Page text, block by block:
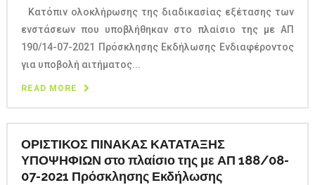
Κατόπιν ολοκλήρωσης της διαδικασίας εξέτασης των
ενστάσεων που υποβλήθηκαν στο πλαίσιο της με ΑΠ
190/14-07-2021 Πρόσκλησης Εκδήλωσης Ενδιαφέροντος
για υποβολή αιτήματος...
READ MORE
ΟΡΙΣΤΙΚΟΣ ΠΙΝΑΚΑΣ ΚΑΤΑΤΑΞΗΣ
ΥΠΟΨΗΦΙΩΝ στο πλαίσιο της με ΑΠ 188/08-
07-2021 Πρόσκλησης Εκδήλωσης